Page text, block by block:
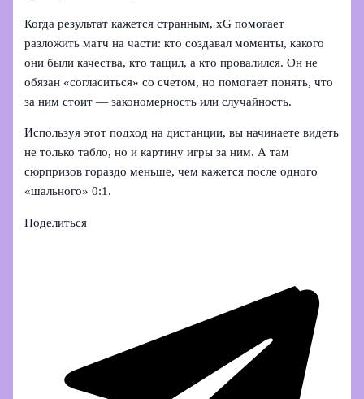
Когда результат кажется странным, xG помогает
разложить матч на части: кто создавал моменты, какого
они были качества, кто тащил, а кто провалился. Он не
обязан «согласиться» со счетом, но помогает понять, что
за ним стоит — закономерность или случайность.
Используя этот подход на дистанции, вы начинаете видеть
не только табло, но и картину игры за ним. А там
сюрпризов гораздо меньше, чем кажется после одного
«шального» 0:1.
Поделиться